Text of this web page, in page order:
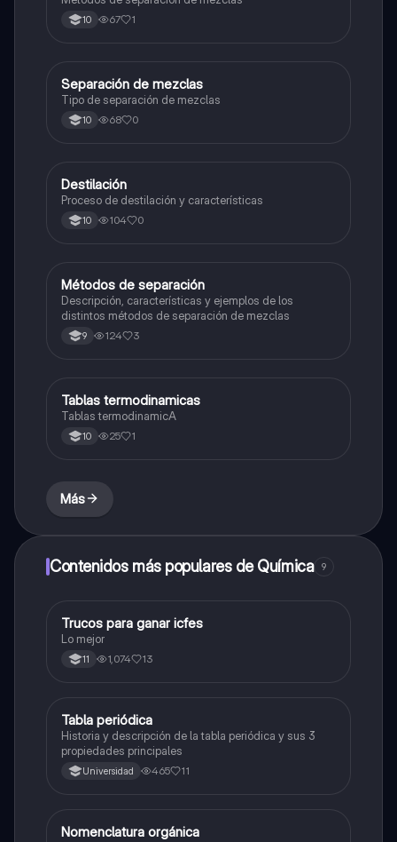
10 67 1
Química
Separación de mezclas
Tipo de separación de mezclas
10 68 0
Química
Destilación
Proceso de destilación y características
10 104 0
Química
Métodos de separación
Descripción, características y ejemplos de los
distintos métodos de separación de mezclas
9 124 3
Química
Tablas termodinamicas
Tablas termodinamicA
10 25 1
Más
Contenidos más populares de Química 9
Química
Trucos para ganar icfes
Lo mejor
11 1,074 13
Química
Tabla periódica
Historia y descripción de la tabla periódica y sus 3
propiedades principales
Universidad 465 11
Química
Nomenclatura orgánica